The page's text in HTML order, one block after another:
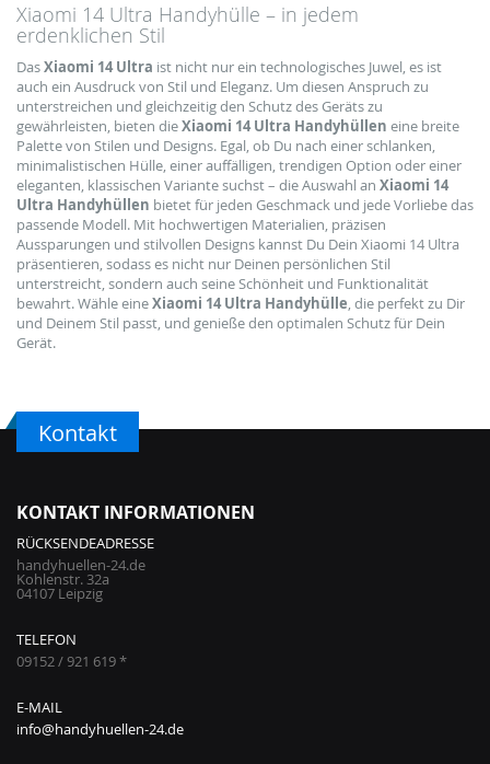
Xiaomi 14 Ultra Handyhülle – in jedem
erdenklichen Stil
DasXiaomi 14 Ultra ist nicht nur ein technologisches Juwel, es ist
auch ein Ausdruck von Stil und Eleganz. Um diesen Anspruch zu
unterstreichen und gleichzeitig den Schutz des Geräts zu
gewährleisten, bieten dieXiaomi 14 Ultra Handyhüllen eine breite
Palette von Stilen und Designs. Egal, ob Du nach einer schlanken,
minimalistischen Hülle, einer auffälligen, trendigen Option oder einer
eleganten, klassischen Variante suchst – die Auswahl an Xiaomi 14
Ultra Handyhüllen bietet für jeden Geschmack und jede Vorliebe das
passende Modell. Mit hochwertigen Materialien, präzisen
Aussparungen und stilvollen Designs kannst Du Dein Xiaomi 14 Ultra
präsentieren, sodass es nicht nur Deinen persönlichen Stil
unterstreicht, sondern auch seine Schönheit und Funktionalität
bewahrt. Wähle eineXiaomi 14 Ultra Handyhülle, die perfekt zu Dir
und Deinem Stil passt, und genieße den optimalen Schutz für Dein
Gerät.
Kontakt
KONTAKT INFORMATIONEN
RÜCKSENDEADRESSE
handyhuellen-24.de
Kohlenstr. 32a
04107 Leipzig
TELEFON
09152 / 921 619 *
E-MAIL
info@handyhuellen-24.de